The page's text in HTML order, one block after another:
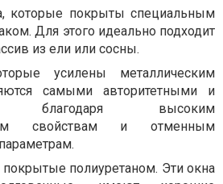
которые покрыты специальным
Для этого идеально подходит
из ели или сосны.
усилены металлическим
самыми авторитетными и
благодаря высоким
свойствам и отменным
полиуретаном. Эти окна